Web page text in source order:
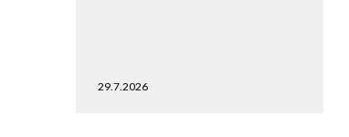
29.7.2026